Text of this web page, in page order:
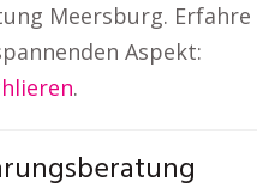
Meersburg. Erfahre
Aspekt:
.